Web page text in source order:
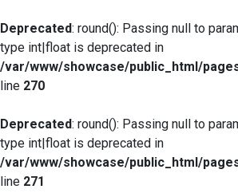
Deprecated: round(): Passing null to
type int|float is deprecated in
/var/www/showcase/public_html/
line 270
Deprecated: round(): Passing null to
type int|float is deprecated in
/var/www/showcase/public_html/
line 271